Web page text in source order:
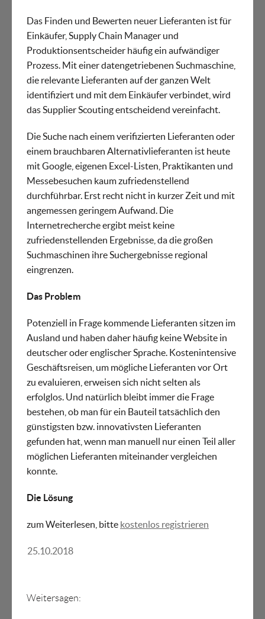
25.10.2018
Das Finden und Bewerten neuer Lieferanten ist für
Einkäufer, Supply Chain Manager und
Produktionsentscheider häufig ein aufwändiger
Prozess. Mit einer datengetriebenen Suchmaschine,
die relevante Lieferanten auf der ganzen Welt
identifiziert und mit dem Einkäufer verbindet, wird
das Supplier Scouting entscheidend vereinfacht.
Die Suche nach einem verifizierten Lieferanten oder
einem brauchbaren Alternativlieferanten ist heute
mit Google, eigenen Excel-Listen, Praktikanten und
Messebesuchen kaum zufriedenstellend
durchführbar. Erst recht nicht in kurzer Zeit und mit
angemessen geringem Aufwand. Die
Internetrecherche ergibt meist keine
zufriedenstellenden Ergebnisse, da die großen
Suchmaschinen ihre Suchergebnisse regional
eingrenzen.
Das Problem
Potenziell in Frage kommende Lieferanten sitzen im
Ausland und haben daher häufig keine Website in
deutscher oder englischer Sprache. Kostenintensive
Geschäftsreisen, um mögliche Lieferanten vor Ort
zu evaluieren, erweisen sich nicht selten als
erfolglos. Und natürlich bleibt immer die Frage
bestehen, ob man für ein Bauteil tatsächlich den
günstigsten bzw. innovativsten Lieferanten
gefunden hat, wenn man manuell nur einen Teil aller
möglichen Lieferanten miteinander vergleichen
konnte.
Die Lösung
zum Weiterlesen, bitte kostenlos registrieren
Weitersagen: